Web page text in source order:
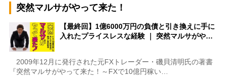
突然マルサがやって来た！
【最終回】1億6000万円の負債と引き換えに手に
入れたプライスレスな経験 ｜ 突然マルサがや…
2009年12月に発行された元FXトレーダー・磯貝清明氏の著書
『突然マルサがやって来た！～FXで10億円稼い…